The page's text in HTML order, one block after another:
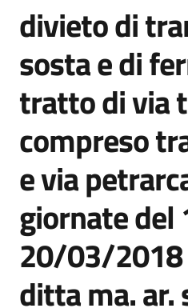
divieto di
sosta e di
tratto di via
compreso
e via
giornate del
20/03/2018
ditta ma. ar.